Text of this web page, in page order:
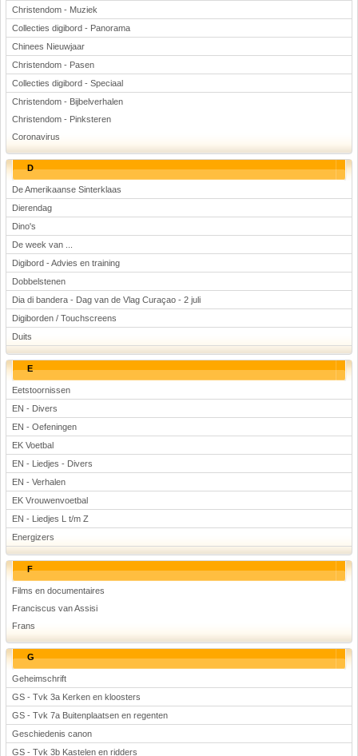
Christendom - Muziek
Collecties digibord - Panorama
Chinees Nieuwjaar
Christendom - Pasen
Collecties digibord - Speciaal
Christendom - Bijbelverhalen
Christendom - Pinksteren
Coronavirus
D
De Amerikaanse Sinterklaas
Dierendag
Dino's
De week van ...
Digibord - Advies en training
Dobbelstenen
Dia di bandera - Dag van de Vlag Curaçao - 2 juli
Digiborden / Touchscreens
Duits
E
Eetstoornissen
EN - Divers
EN - Oefeningen
EK Voetbal
EN - Liedjes - Divers
EN - Verhalen
EK Vrouwenvoetbal
EN - Liedjes L t/m Z
Energizers
F
Films en documentaires
Franciscus van Assisi
Frans
G
Geheimschrift
GS - Tvk 3a Kerken en kloosters
GS - Tvk 7a Buitenplaatsen en regenten
Geschiedenis canon
GS - Tvk 3b Kastelen en ridders